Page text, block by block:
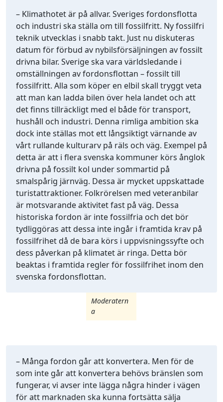
Moderatern
a
– Klimathotet är på allvar. Sveriges fordonsflotta
och industri ska ställa om till fossilfritt. Ny fossilfri
teknik utvecklas i snabb takt. Just nu diskuteras
datum för förbud av nybilsförsäljningen av fossilt
drivna bilar. Sverige ska vara världsledande i
omställningen av fordonsflottan – fossilt till
fossilfritt. Alla som köper en elbil skall tryggt veta
att man kan ladda bilen över hela landet och att
det finns tillräckligt med el både för transport,
hushåll och industri. Denna rimliga ambition ska
dock inte ställas mot ett långsiktigt värnande av
vårt rullande kulturarv på räls och väg. Exempel på
detta är att i flera svenska kommuner körs ånglok
drivna på fossilt kol under sommartid på
smalspårig järnväg. Dessa är mycket uppskattade
turistattraktioner. Folkrörelsen med veteranbilar
är motsvarande aktivitet fast på väg. Dessa
historiska fordon är inte fossilfria och det bör
tydliggöras att dessa inte ingår i framtida krav på
fossilfrihet då de bara körs i uppvisningssyfte och
dess påverkan på klimatet är ringa. Detta bör
beaktas i framtida regler för fossilfrihet inom den
svenska fordonsflottan.
– Många fordon går att konvertera. Men för de
som inte går att konvertera behövs bränslen som
fungerar, vi avser inte lägga några hinder i vägen
för att marknaden ska kunna fortsätta sälja